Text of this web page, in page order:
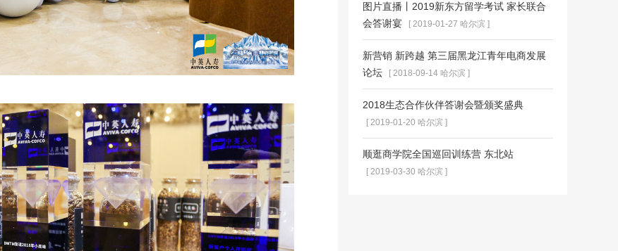
图片直播丨2019新东方留学考试 家长联合
会答谢宴
[ 2019-01-27 哈尔滨 ]
新营销 新跨越 第三届黑龙江青年电商发展
论坛
[ 2018-09-14 哈尔滨 ]
2018生态合作伙伴答谢会暨颁奖盛典
[ 2019-01-20 哈尔滨 ]
顺逛商学院全国巡回训练营 东北站
[ 2019-03-30 哈尔滨 ]